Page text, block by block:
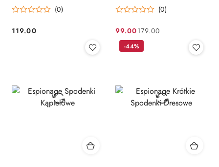
(0)
Cena:
119.00
(0)
Cena
promocyjna:
99.00
Cena
przed
179.00
-44%